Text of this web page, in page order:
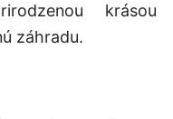
krásou
záhradu.